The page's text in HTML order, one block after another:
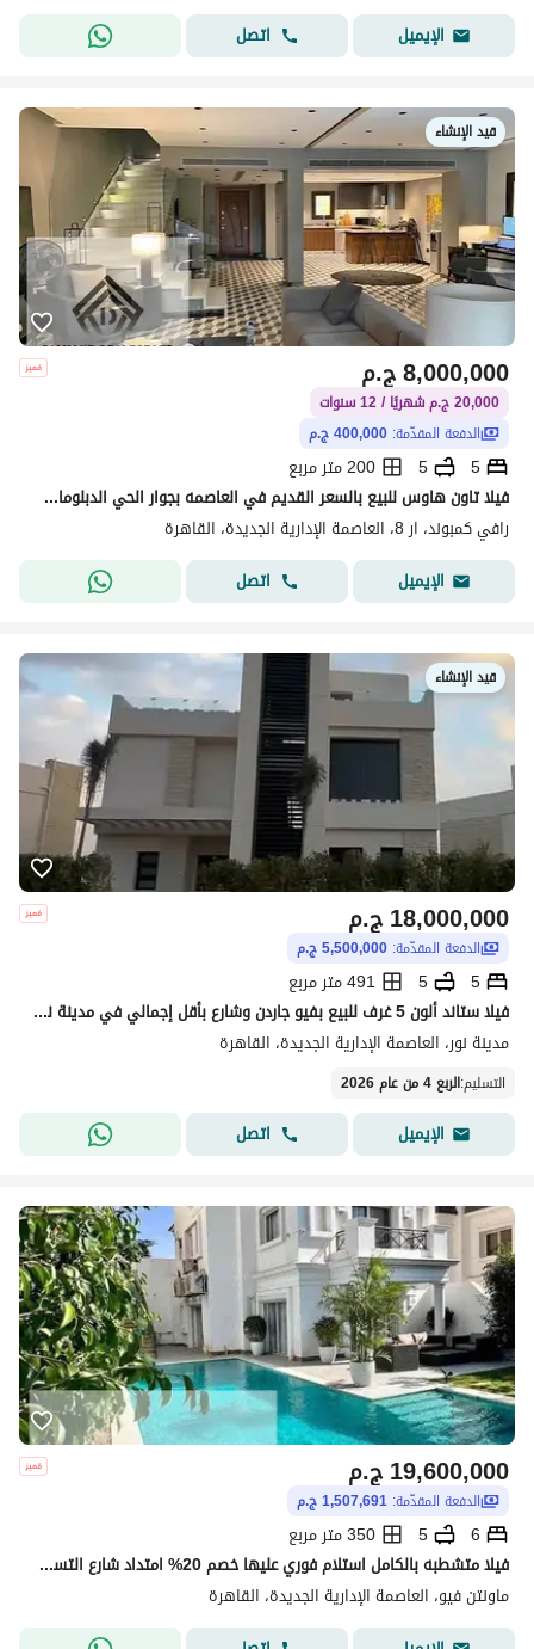
الإيميل
اتصل
قيد الإنشاء
ج.م8,000,000
20,000 ج.م شهريًا / 12 سنوات
الدفعة المقدّمة: 400,000 ج.م
5
5
200 متر مربع
فيلا تاون هاوس للبيع بالسعر القديم في العاصمه بجوار الحي الدبلوماسي واكبر منطقه خدمات بالR8 بالتقسيط علي 12 سنه
رافي كمبوند، ار 8، العاصمة الإدارية الجديدة، القاهرة
الإيميل
اتصل
قيد الإنشاء
ج.م18,000,000
الدفعة المقدّمة: 5,500,000 ج.م
5
5
491 متر مربع
فيلا ستاند ألون 5 غرف للبيع بفيو جاردن وشارع بأقل إجمالي في مدينة نور استلام سنة ونصف
مدينة نور، العاصمة الإدارية الجديدة، القاهرة
التسليم:الربع 4 من عام 2026
الإيميل اتصل
ج.م19,600,000
الدفعة المقدّمة: 1,507,691 ج.م
6
5
350 متر مربع
فيلا متشطبه بالكامل استلام فوري عليها خصم 20% امتداد شارع التسعين في مونتين فيو
ماونتن فيو، العاصمة الإدارية الجديدة، القاهرة